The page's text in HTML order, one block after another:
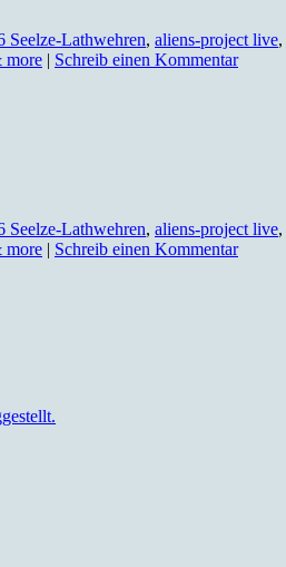
Seelze-Lathwehren, aliens-project live,
more | Schreib einen Kommentar
Seelze-Lathwehren, aliens-project live,
more | Schreib einen Kommentar